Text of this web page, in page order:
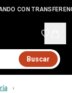
CON
Buscar
›